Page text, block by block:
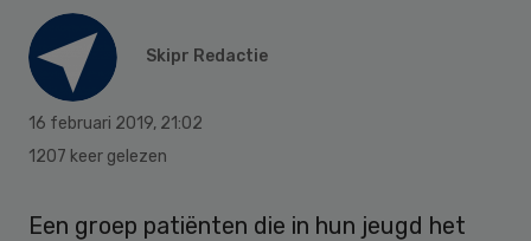
Skipr Redactie
16 februari 2019, 21:02
1207 keer gelezen
Een groep patiënten die in hun jeugd het